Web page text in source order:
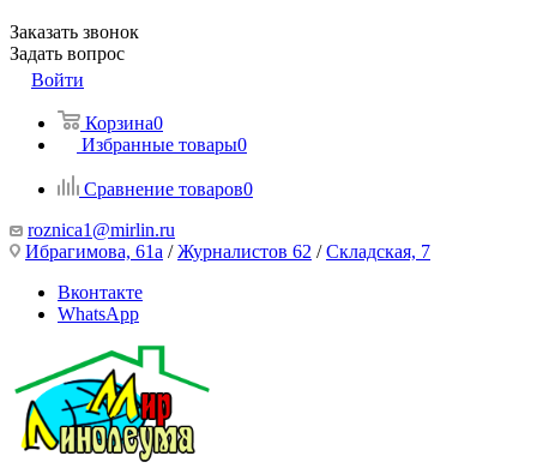
Заказать звонок
Задать вопрос
Войти
Корзина0
Избранные товары0
Сравнение товаров0
roznica1@mirlin.ru
Ибрагимова, 61а /Журналистов 62 /Складская, 7
Вконтакте
WhatsApp